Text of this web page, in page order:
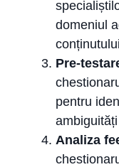
domeniul
Pre-
pentru
Analiza